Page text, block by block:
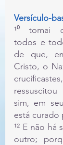
Versículo-
¹⁰ tomai
todos e
de que,
Cristo, o
sim, em
está curado
¹² E não há
outro;